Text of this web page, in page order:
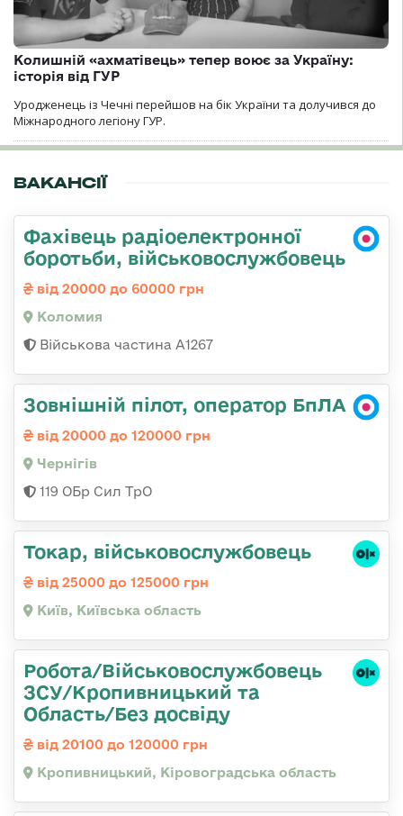
Колишній «ахматівець» тепер воює за Україну:
історія від ГУР
Уродженець із Чечні перейшов на бік України та долучився до
Міжнародного легіону ГУР.
ВАКАНСІЇ
Фахівець радіоелектронної
боротьби, військовослужбовець
від 20000 до 60000 грн
Коломия
Військова частина А1267
Зовнішній пілот, оператор БпЛА
від 20000 до 120000 грн
Чернігів
119 ОБр Сил ТрО
Токар, військовослужбовець
від 25000 до 125000 грн
Київ, Київська область
Робота/Військовослужбовець
ЗСУ/Кропивницький та
Область/Без досвіду
від 20100 до 120000 грн
Кропивницький, Кіровоградська область